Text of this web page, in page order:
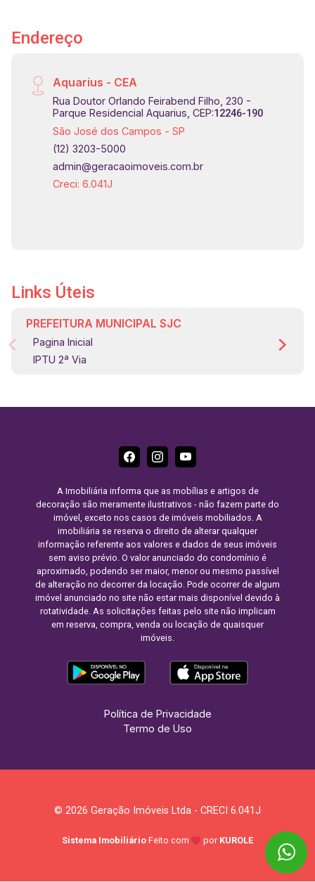
Endereço
Aquarius - CEA
Rua Doutor Orlando Feirabend Filho, 230 -
Parque Residencial Aquarius, CEP:12246-190
São José dos Campos - SP
(12) 3203-5000
admin@geracaoimoveis.com.br
Creci: 6.041J
Links Úteis
PREFEITURA MUNICIPAL SJC
Pagina Inicial
IPTU 2ª Via
A Imobiliária informa que as mobílias e artigos de
decoração são meramente ilustrativos - não fazem parte do
imóvel, exceto nos casos de imóveis mobiliados. A
imobiliária se reserva o direito de alterar qualquer
informação referente aos valores e dados de seus imóveis
sem aviso prévio. O valor anunciado do condomínio é
aproximado, podendo ser maior, menor ou mesmo passível
de alteração no decorrer da locação. Pode ocorrer de algum
imóvel anunciado no site não estar mais disponível devido à
rotatividade. As solicitações feitas pelo site não implicam
em reserva, compra, venda ou locação de quaisquer
imóveis.
Política de Privacidade
Termo de Uso
© 2026 Geração Imóveis Ltda - CRECI 6.041J
Sistema Imobiliário Feito com por KUROLE